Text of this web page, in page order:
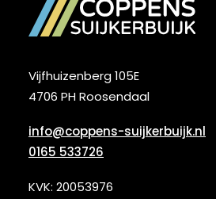
Vijfhuizenberg 105E
4706 PH Roosendaal
info@coppens-suijkerbuijk.nl
0165 533726
KVK: 20053976